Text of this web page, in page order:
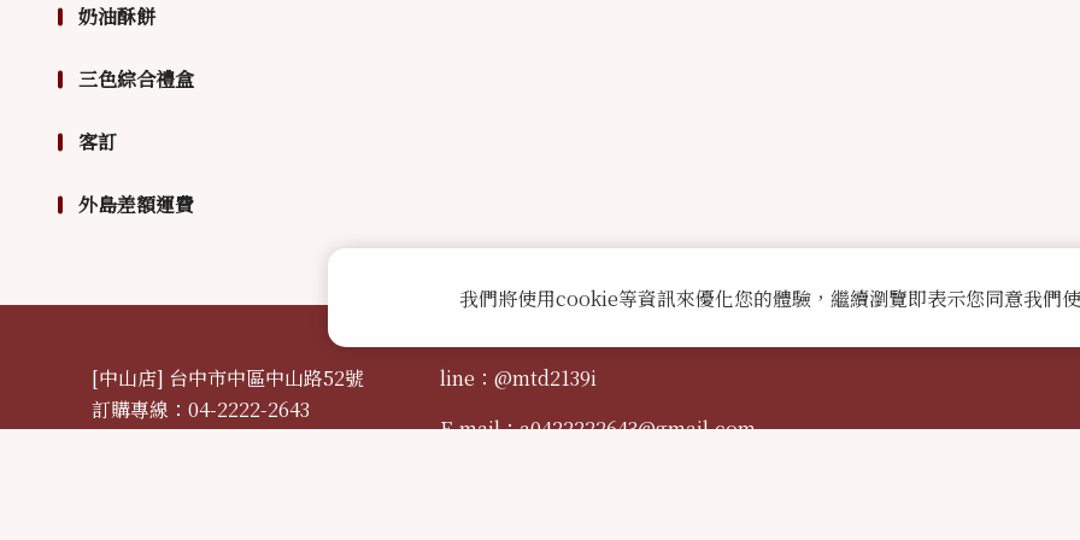
奶油酥餅
三色綜合禮盒
客訂
外島差額運費
[中山店] 台中市中區中山路52號
訂購專線：04-2222-2643
line：@mtd2139i
E-mail：a0422222643@gmail.com
我們將使用cookie等資訊來優化您的體驗，繼續瀏覽即表示您同意我們